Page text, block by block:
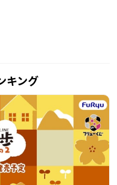
キング